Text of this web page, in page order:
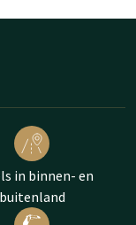
in binnen- en
buitenland